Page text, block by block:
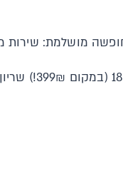
מושלמת: שירות